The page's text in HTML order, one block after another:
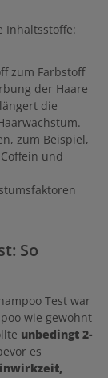
Inhaltsstoffe:
zum Farbstoff
der Haare
die
zum Beispiel,
und
So
Test war
wie gewohnt
unbedingt 2-
es